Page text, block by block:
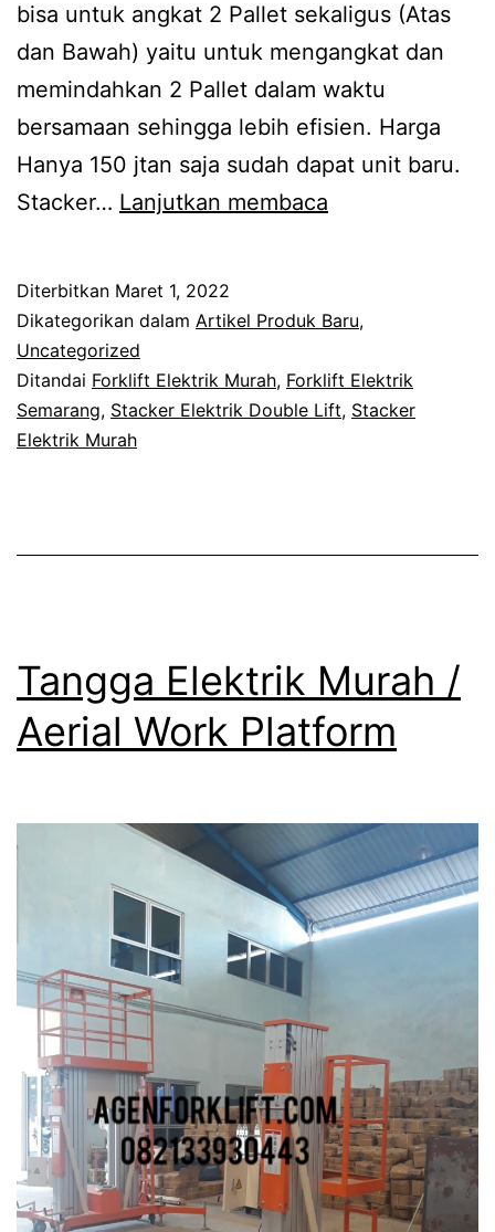
bisa untuk angkat 2 Pallet sekaligus (Atas
dan Bawah) yaitu untuk mengangkat dan
memindahkan 2 Pallet dalam waktu
bersamaan sehingga lebih efisien. Harga
Hanya 150 jtan saja sudah dapat unit baru.
Stacker… Lanjutkan membaca
Lift
Diterbitkan Maret 1, 2022
Dikategorikan dalam Artikel Produk Baru,
Uncategorized
Ditandai Forklift Elektrik Murah, Forklift Elektrik
Semarang, Stacker Elektrik Double Lift, Stacker
Elektrik Murah
Tangga Elektrik Murah /
Aerial Work Platform